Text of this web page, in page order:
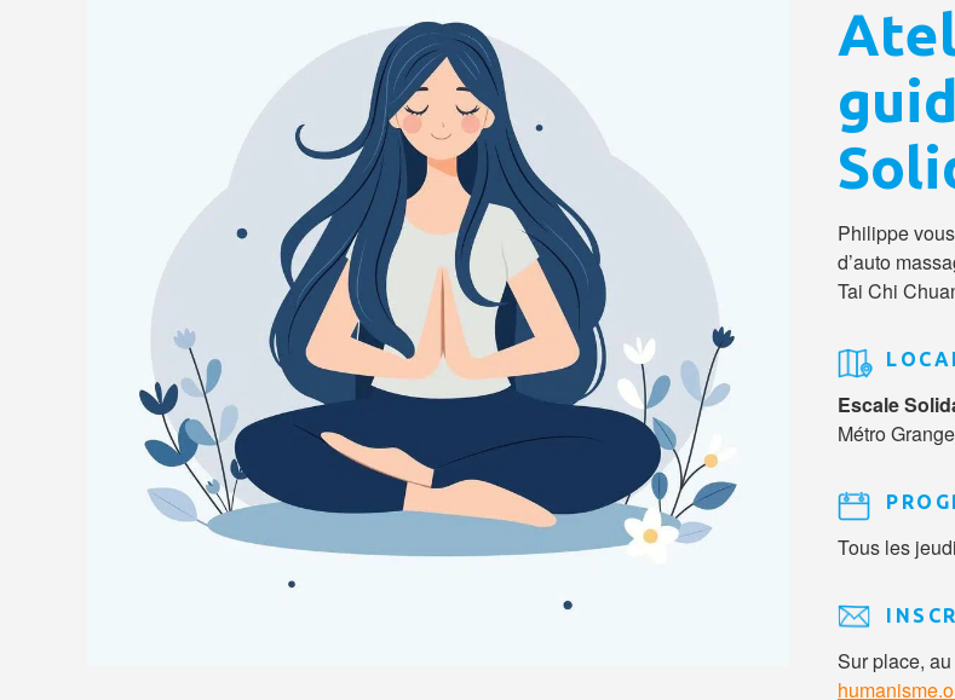
Philippe
d’auto
Tai Chi
Escale
Métro
Tous les
Sur place,